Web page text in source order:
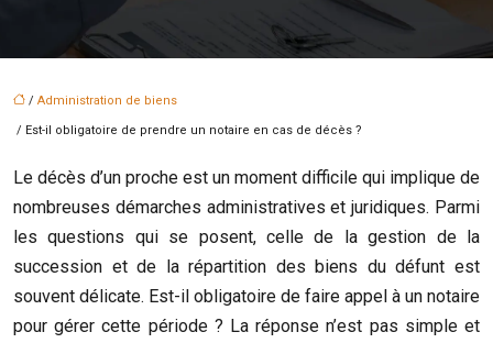
/ Administration de biens
/ Est-il obligatoire de prendre un notaire en cas de décès ?
Le décès d’un proche est un moment difficile qui implique de
nombreuses démarches administratives et juridiques. Parmi
les questions qui se posent, celle de la gestion de la
succession et de la répartition des biens du défunt est
souvent délicate. Est-il obligatoire de faire appel à un notaire
pour gérer cette période ? La réponse n’est pas simple et